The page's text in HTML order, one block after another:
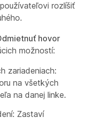
rozlíšiť
hovor
možností:
zariadeniach:
na všetkých
na danej linke.
Zastaví